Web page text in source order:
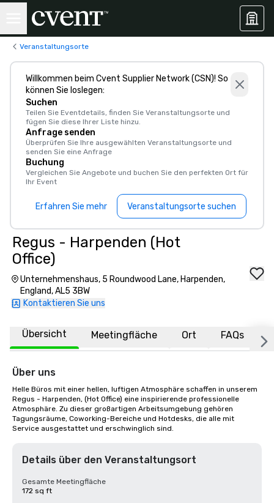
Veranstaltungsorte
Willkommen beim Cvent Supplier Network (CSN)! So
können Sie loslegen:
Suchen
Teilen Sie Eventdetails, finden Sie Veranstaltungsorte und
fügen Sie diese Ihrer Liste hinzu.
Anfrage senden
Überprüfen Sie Ihre ausgewählten Veranstaltungsorte und
senden Sie eine Anfrage
Buchung
Vergleichen Sie Angebote und buchen Sie den perfekten Ort für
Ihr Event
Erfahren Sie mehr Veranstaltungsorte suchen
Regus - Harpenden (Hot
Office)
Unternehmenshaus, 5 Roundwood Lane, Harpenden,
England, AL5 3BW
Kontaktieren Sie uns
Übersicht Meetingfläche Ort FAQs
Über uns
Helle Büros mit einer hellen, luftigen Atmosphäre schaffen in unserem
Regus - Harpenden, (Hot Office) eine inspirierende professionelle
Atmosphäre. Zu dieser großartigen Arbeitsumgebung gehören
Tagungsräume, Coworking-Bereiche und Hotdesks, die alle mit
Service ausgestattet und erschwinglich sind.
Details über den Veranstaltungsort
Gesamte Meetingfläche
172 sq ft